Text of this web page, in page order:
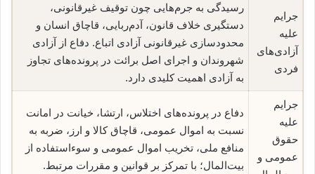
جرایم
علیه
آزادی‌های
فردی
رسیدگی به جرم‌هایی چون توقیف غیرقانونی،
دستگیری خلاف قانون، آدم‌ربایی، قاچاق انسان و
محدودسازی غیرقانونی آزادی اتباع. دفاع از آزادی
شهروندان و اجرای اصل برائت در پرونده‌های تجاوز
به آزادی اهمیت کلیدی دارد.
جرایم
علیه
حقوق
عمومی و
دفاع در پرونده‌های اختلاس، ارتشا، خیانت در امانت
نسبت به اموال عمومی، قاچاق کالا و ارز، ضربه به
منافع ملی، تخریب اموال عمومی و سوءاستفاده از
بیت‌المال؛ با تمرکز بر قوانین و مقررات مرتبط.